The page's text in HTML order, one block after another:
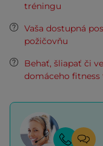
tréningu
Vaša dostupná
požičovňu
Behať, šliapať či
domáceho fitness